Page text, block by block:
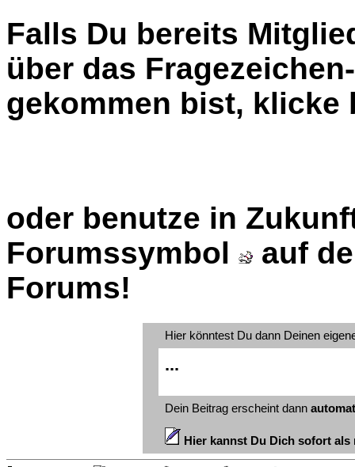
Falls Du bereits
über das
gekommen bist, klicke
oder benutze in
Forumssymbol
auf
Forums!
Hier könntest Du dann Deinen
...
Dein Beitrag erscheint dann
Hier kannst Du Dich sofort